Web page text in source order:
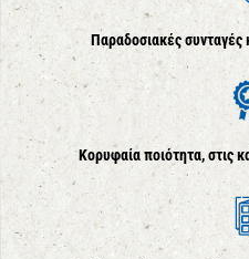
Παραδοσιακές συνταγές
Κορυφαία ποιότητα, στις